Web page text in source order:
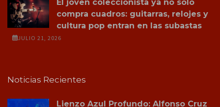
El joven coleccionista ya no solo
compra cuadros: guitarras, relojes y
cultura pop entran en las subastas
JULIO 21, 2026
Noticias Recientes
Lienzo Azul Profundo: Alfonso Cruz